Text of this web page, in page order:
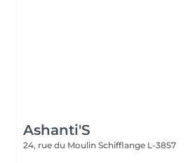
Ashanti'S
24, rue du Moulin Schifflange L-3857